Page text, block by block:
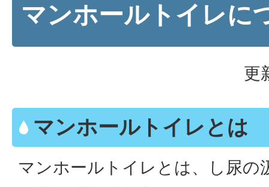
マンホールトイレに
更
マンホールトイレとは
マンホールトイレとは、し尿の